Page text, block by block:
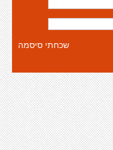
שכחתי סיסמה